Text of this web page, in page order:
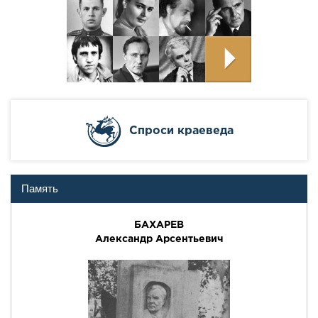
Cпроси краеведа
Память
БАХАРЕВ
Александр Арсентьевич